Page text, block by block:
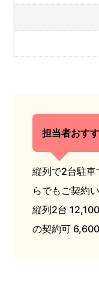
担当者おす
縦列で2台駐車
らでもご契約
縦列2台
の契約可